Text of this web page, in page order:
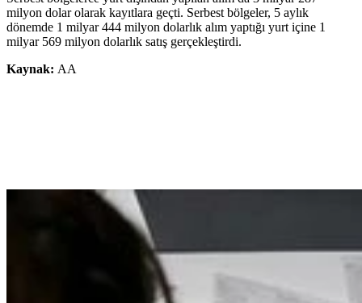
milyon dolar olarak kayıtlara geçti. Serbest bölgeler, 5 aylık
dönemde 1 milyar 444 milyon dolarlık alım yaptığı yurt içine 1
milyar 569 milyon dolarlık satış gerçekleştirdi.
Kaynak: AA